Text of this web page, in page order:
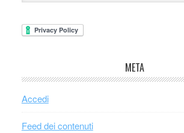
META
Accedi
Feed dei contenuti